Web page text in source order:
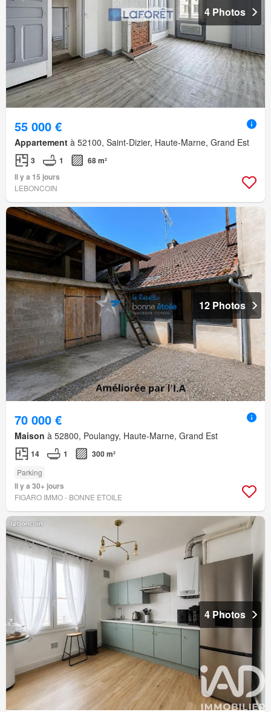
4 Photos
55 000 €
Appartement à 52100, Saint-Dizier, Haute-Marne, Grand Est
3 1
68 m²
Il y a 15 jours
LEBONCOIN
12 Photos
70 000 €
Maison à 52800, Poulangy, Haute-Marne, Grand Est
14 1 300 m²
Parking
Il y a 30+ jours
FIGARO IMMO - BONNE ETOILE
4 Photos